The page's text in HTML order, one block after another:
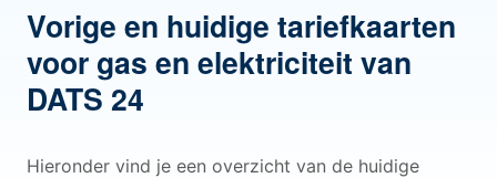
Vorige en huidige tariefkaarten
voor gas en elektriciteit van
DATS 24
Hieronder vind je een overzicht van de huidige